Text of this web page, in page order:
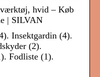
hvid – Køb
| SILVAN
Insektgardin (4).
(2).
Fodliste (1).